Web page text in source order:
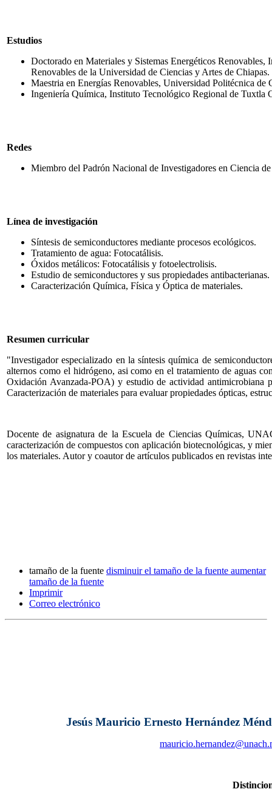
Estudios
Doctorado en Materiales y Sistemas Energéticos
Renovables de la Universidad de Ciencias y Artes de Chiapas.
Maestria en Energías Renovables, Universidad Politécnica de
Ingeniería Química, Instituto Tecnológico Regional de Tuxtla
Redes
Miembro del Padrón Nacional de Investigadores en Ciencia
Línea de investigación
Síntesis de semiconductores mediante procesos ecológicos.
Tratamiento de agua: Fotocatálisis.
Óxidos metálicos: Fotocatálisis y fotoelectrolisis.
Estudio de semiconductores y sus propiedades antibacterianas.
Caracterización Química, Física y Óptica de materiales.
Resumen curricular
"Investigador especializado en la síntesis química de
alternos como el hidrógeno, asi como en el tratamiento de aguas
Oxidación Avanzada-POA) y estudio de actividad antimicrobiana
Caracterización de materiales para evaluar propiedades ópticas,
Docente de asignatura de la Escuela de Ciencias Químicas,
caracterización de compuestos con aplicación biotecnológicas, y
los materiales. Autor y coautor de artículos publicados en revistas
tamaño de la fuente disminuir el tamaño de la fuente aumentar
tamaño de la fuente
Imprimir
Correo electrónico
Jesús Mauricio Ernesto Hernández